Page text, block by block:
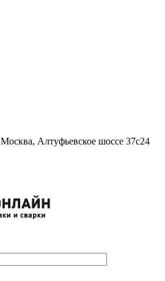
Москва, Алтуфьевское шоссе 37с24